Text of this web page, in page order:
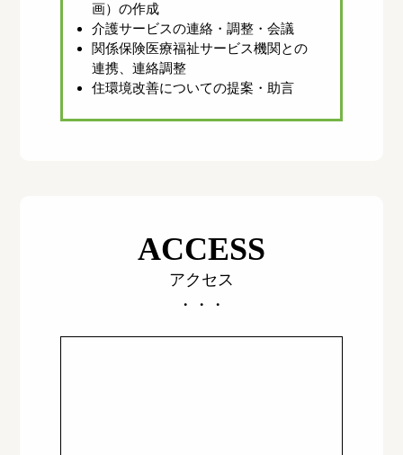
画）の作成
介護サービスの連絡・調整・会議
関係保険医療福祉サービス機関との
連携、連絡調整
住環境改善についての提案・助言
ACCESS
アクセス
・・・